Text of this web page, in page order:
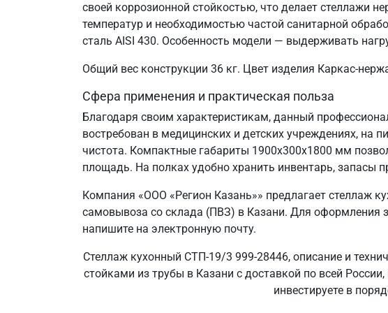
своей коррозионной стойкостью, что делает
температур и необходимостью частой санитарной
сталь AISI 430. Особенность модели — выдерживать
Общий вес конструкции 36 кг. Цвет изделия Каркас-
Сфера применения и практическая польза
Благодаря своим характеристикам, данный
востребован в медицинских и детских учреждениях, на
чистота. Компактные габариты 1900х300х1800 мм
площадь. На полках удобно хранить инвентарь, запасы
Компания «ООО «Регион Казань»» предлагает стеллаж
самовывоза со склада (ПВЗ) в Казани. Для оформления
напишите на электронную почту.
Стеллаж кухонный СТП-19/3 999-28446, описание и
стойками из трубы в Казани с доставкой по всей
инвестируете в